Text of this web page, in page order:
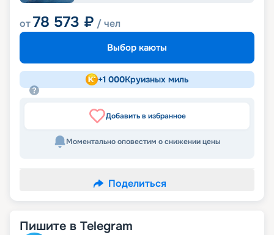
от78 573 ₽ / чел
Выбор каюты
+1 000Круизных миль
Добавить в избранное
Моментально оповестим о снижении цены
Поделиться
Пишите в Telegram